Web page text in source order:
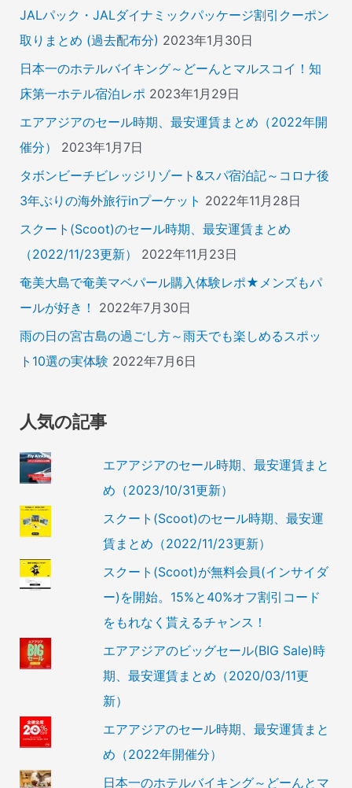
JALパック・JALダイナミックパッケージ割引クーポン
取りまとめ (過去配布分) 2023年1月30日
日本一のホテルバイキング～どーんとマルスコイ！知
床第一ホテル宿泊レポ 2023年1月29日
エアアジアのセール時期、最安運賃まとめ（2022年開
催分）
2023年1月7日
タボンビーチビレッジリゾート&スパ宿泊記～コロナ後
3年ぶりの海外旅行inプーケット 2022年11月28日
スクート(Scoot)のセール時期、最安運賃まとめ
（2022/11/23更新）
2022年11月23日
奄美大島で奄美マベパール購入体験レポ★メンズもパ
ールが好き！
2022年7月30日
雨の日の宮古島の過ごし方～雨天でも楽しめるスポッ
ト10選の実体験 2022年7月6日
人気の記事
エアアジアのセール時期、最安運賃まと
め（2023/10/31更新）
スクート(Scoot)のセール時期、最安運
賃まとめ（2022/11/23更新）
スクート(Scoot)が無料会員(インサイダ
ー)を開始。15%と40%オフ割引コード
をもれなく貰えるチャンス！
エアアジアのビッグセール(BIG Sale)時
期、最安運賃まとめ（2020/03/11更
新）
エアアジアのセール時期、最安運賃まと
め（2022年開催分）
日本一のホテルバイキング～どーんとマ